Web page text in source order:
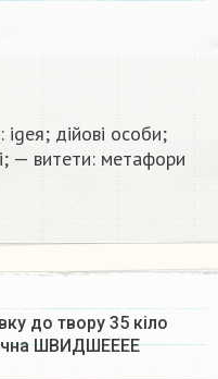
igeя; дійові особи;
— витети: метафори
до твору 35 кіло
ШВИДШЕЕЕЕ